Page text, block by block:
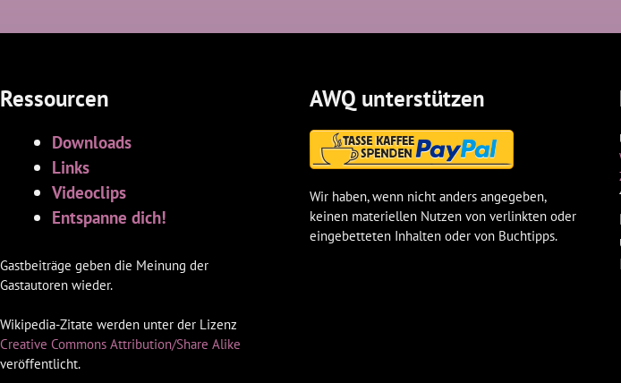
Ressourcen
Downloads
Links
Videoclips
Entspanne dich!
Gastbeiträge geben die Meinung der
Gastautoren wieder.
Wikipedia-Zitate werden unter der Lizenz
Creative Commons Attribution/Share Alike
veröffentlicht.
AWQ unterstützen
Wir haben, wenn nicht anders angegeben,
keinen materiellen Nutzen von verlinkten oder
eingebetteten Inhalten oder von Buchtipps.